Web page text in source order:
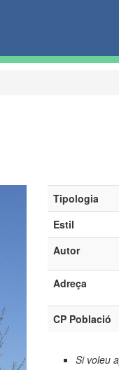
Tipologia
Estil
Autor
Adreça
CP Població
Si voleu